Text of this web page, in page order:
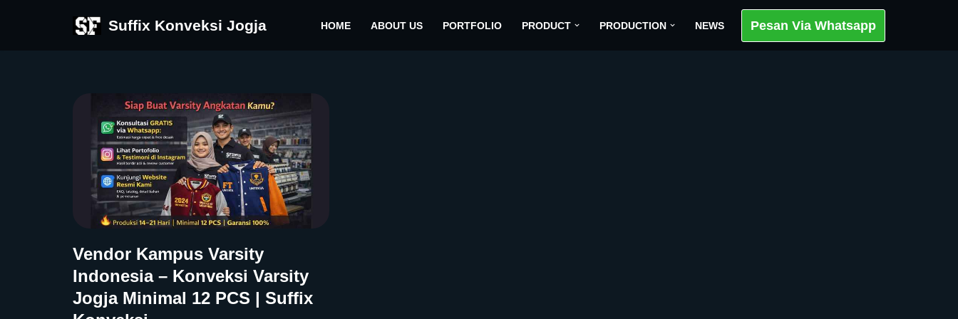
Suffix Konveksi Jogja HOME ABOUT US PORTFOLIO PRODUCT PRODUCTION NEWS Pesan Via Whatsapp
Vendor Kampus Varsity
Indonesia – Konveksi Varsity
Jogja Minimal 12 PCS | Suffix